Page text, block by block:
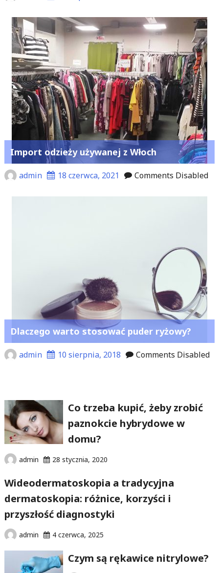
Import odzieży używanej z Włoch
admin 18 czerwca, 2021 Comments Disabled
Dlaczego warto stosować puder ryżowy?
admin 10 sierpnia, 2018 Comments Disabled
Co trzeba kupić, żeby zrobić
paznokcie hybrydowe w
domu?
admin 28 stycznia, 2020
Wideodermatoskopia a tradycyjna
dermatoskopia: różnice, korzyści i
przyszłość diagnostyki
admin 4 czerwca, 2025
Czym są rękawice nitrylowe?